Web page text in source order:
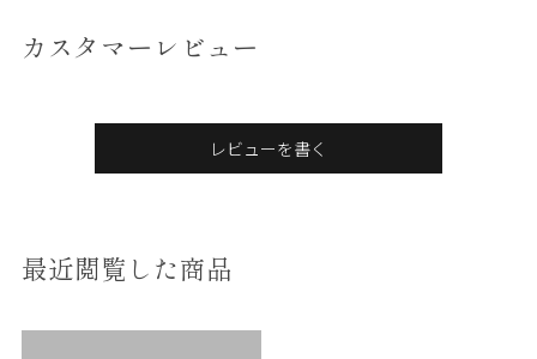
カスタマーレビュー
レビューを書く
最近閲覧した商品